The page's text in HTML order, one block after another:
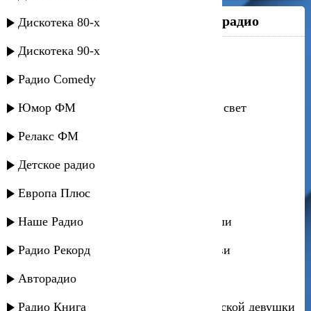
Дискотека 80-х
Дискотека 90-х
Радио Comedy
Юмор ФМ
Релакс ФМ
Детское радио
Европа Плюс
Наше Радио
Радио Рекорд
Авторадио
Радио Книга
Топ песен на Даргинское радио
Фатима - Ангел мой
Магомед Лукманов - Дагестан
Магомедсалам Магомедов - Лунный свет
Шамиль Гаджиев - Лейла
Горцы квинтет - Горцы квинтет –
Фатима - Подойди ко мне
Магомед-Къади Бахмудов - Боль души
Ирина Алишихова - Вселенная любви
Шарип Гусейнов - Богатство гор
Бурлият Магомедова - Песня даргинской девушки